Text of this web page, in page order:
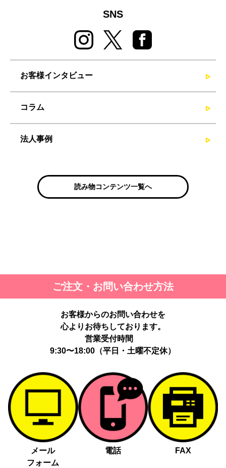
SNS
お客様インタビュー
コラム
法人事例
読み物コンテンツ一覧へ
ご注文・お問い合わせ方法
お客様からのお問い合わせを
心よりお待ちしております。
営業受付時間
9:30〜18:00（平日・土曜不定休）
メール
フォーム
電話 FAX